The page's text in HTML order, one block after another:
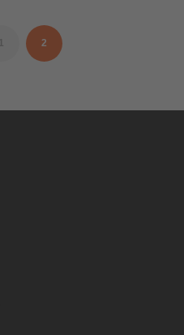
1 2